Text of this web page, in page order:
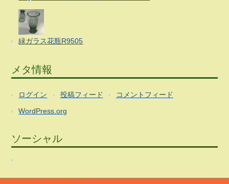
緑ガラス花瓶R9505
メタ情報
ログイン 投稿フィード コメントフィード
WordPress.org
ソーシャル